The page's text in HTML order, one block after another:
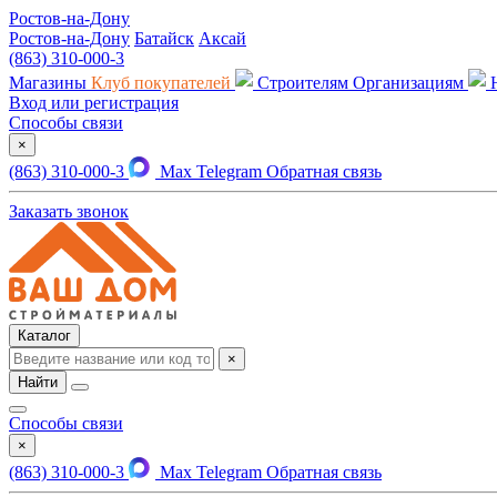
Ростов-на-Дону
Ростов-на-Дону Батайск Аксай
(863) 310-000-3
Магазины Клуб покупателей Строителям Организациям
Вход или регистрация
Способы связи
×
(863) 310-000-3 Max Telegram Обратная связь
Заказать звонок
Каталог
×
Найти
Способы связи
×
(863) 310-000-3 Max Telegram Обратная связь